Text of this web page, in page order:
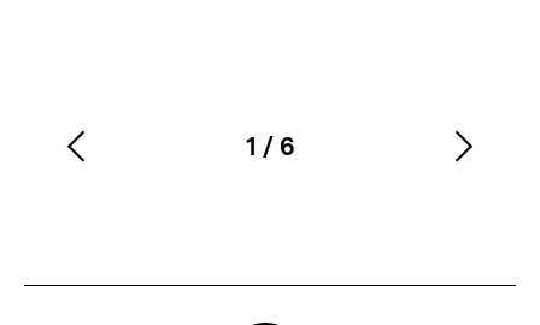
Karussellinhalt
1
von
/ 6
Vorherigen